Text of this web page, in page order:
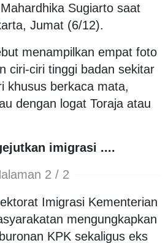
Sugiarto saat
Jumat (6/12).
menampilkan empat foto
ciri-ciri tinggi badan sekitar
khusus berkaca mata,
dengan logat Toraja atau
imigrasi ....
2 / 2
Imigrasi Kementerian
mengungkapkan
KPK sekaligus eks